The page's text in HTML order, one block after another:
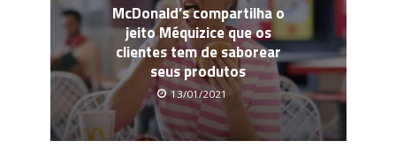
McDonald’s compartilha o
jeito Méquizice que os
clientes tem de saborear
seus produtos
13/01/2021